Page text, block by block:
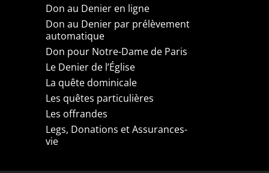
Don au Denier en ligne
Don au Denier par prélèvement
automatique
Don pour Notre-Dame de Paris
Le Denier de l’Église
La quête dominicale
Les quêtes particulières
Les offrandes
Legs, Donations et Assurances-
vie